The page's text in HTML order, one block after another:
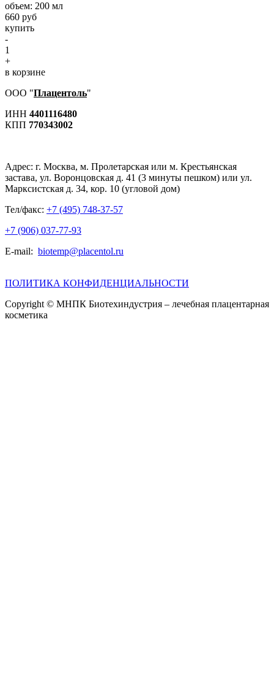
объем: 200 мл
660 руб
купить
-
1
+
в корзине
ООО "Плацентоль"
ИНН 4401116480
КПП 770343002
Адрес: г. Москва, м. Пролетарская или м. Крестьянская
застава, ул. Воронцовская д. 41 (3 минуты пешком) или ул.
Марксистская д. 34, кор. 10 (угловой дом)
Тел/факс: +7 (495) 748-37-57
+7 (906) 037-77-93
E-mail: biotemp@placentol.ru
ПОЛИТИКА КОНФИДЕНЦИАЛЬНОСТИ
Copyright © МНПК Биотехиндустрия – лечебная плацентарная
косметика